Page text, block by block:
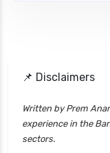
personal loan
finance
📌 Disclaimers
Written by Prem
experience in the
sectors.